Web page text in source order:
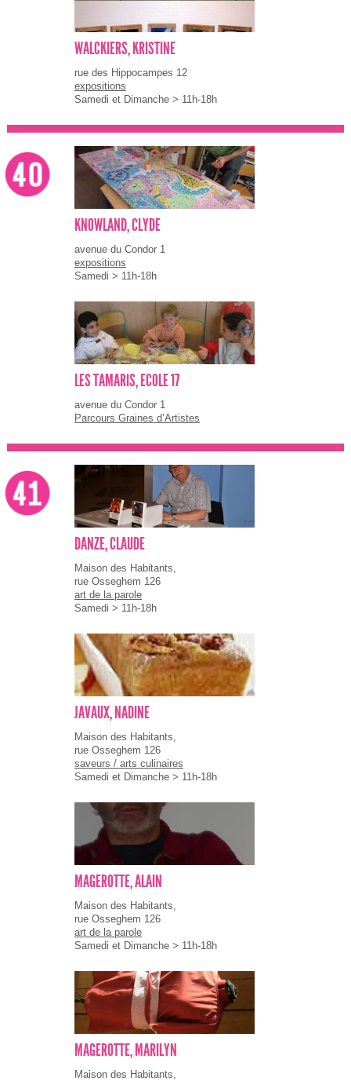
WALCKIERS, KRISTINE
rue des Hippocampes 12
expositions
Samedi et Dimanche > 11h-18h
KNOWLAND, CLYDE
avenue du Condor 1
expositions
Samedi > 11h-18h
LES TAMARIS, ECOLE 17
avenue du Condor 1
Parcours Graines d’Artistes
DANZE, CLAUDE
Maison des Habitants,
rue Osseghem 126
art de la parole
Samedi > 11h-18h
JAVAUX, NADINE
Maison des Habitants,
rue Osseghem 126
saveurs / arts culinaires
Samedi et Dimanche > 11h-18h
MAGEROTTE, ALAIN
Maison des Habitants,
rue Osseghem 126
art de la parole
Samedi et Dimanche > 11h-18h
MAGEROTTE, MARILYN
Maison des Habitants,